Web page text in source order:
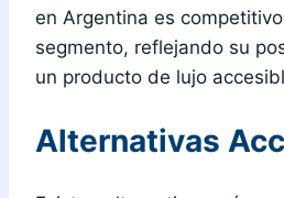
en Argentina es
segmento, reflejando su
un producto de lujo
Alternativas